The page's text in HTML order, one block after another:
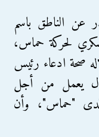
عن الناطق باسم
لحركة حماس،
صحة ادعاء رئيس
يعمل من أجل
لدى "حماس"، وأن